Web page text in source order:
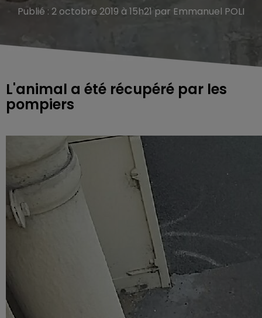
Publié : 2 octobre 2019 à 15h21 par Emmanuel POLI
L'animal a été récupéré par les
pompiers